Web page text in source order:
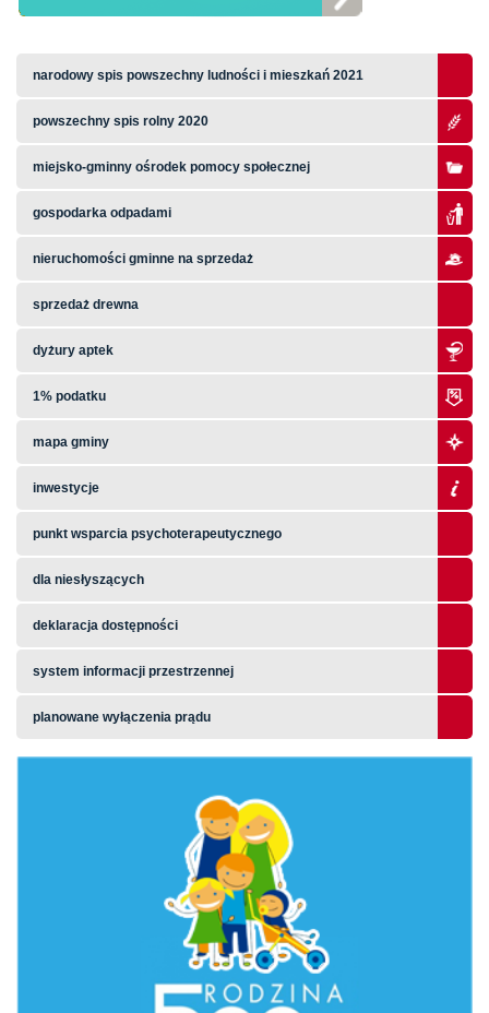
narodowy spis powszechny ludności i mieszkań 2021
powszechny spis rolny 2020
miejsko-gminny ośrodek pomocy społecznej
gospodarka odpadami
nieruchomości gminne na sprzedaż
sprzedaż drewna
dyżury aptek
1% podatku
mapa gminy
inwestycje
punkt wsparcia psychoterapeutycznego
dla niesłyszących
deklaracja dostępności
system informacji przestrzennej
planowane wyłączenia prądu